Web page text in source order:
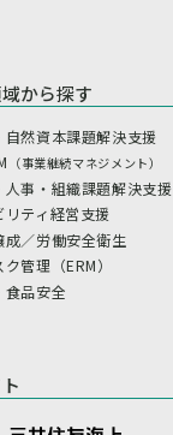
から探す
自然資本課題解決支援
（事業継続マネジメント）
人事・組織課題解決支援
リティ経営支援
成／労働安全衛生
管理（ERM）
食品安全